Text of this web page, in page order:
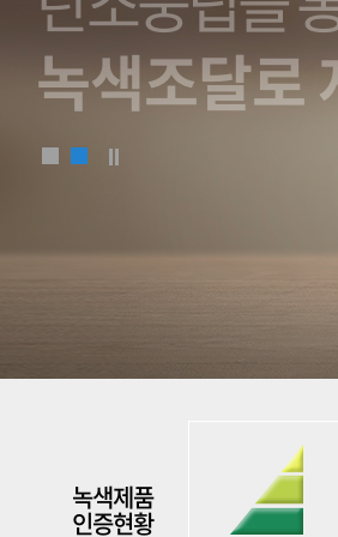
공공녹색조달! 조달
녹색제품
인증현황